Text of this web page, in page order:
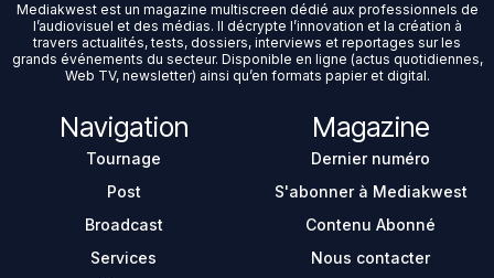
Mediakwest est un magazine multiscreen dédié aux professionnels de
l’audiovisuel et des médias. Il décrypte l’innovation et la création à
travers actualités, tests, dossiers, interviews et reportages sur les
grands événements du secteur. Disponible en ligne (actus quotidiennes,
Web TV, newsletter) ainsi qu’en formats papier et digital.
Navigation
Tournage
Post
Broadcast
Services
Magazine
Dernier numéro
S'abonner à Mediakwest
Contenu Abonné
Nous contacter